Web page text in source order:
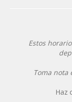
Estos
Toma
Haz